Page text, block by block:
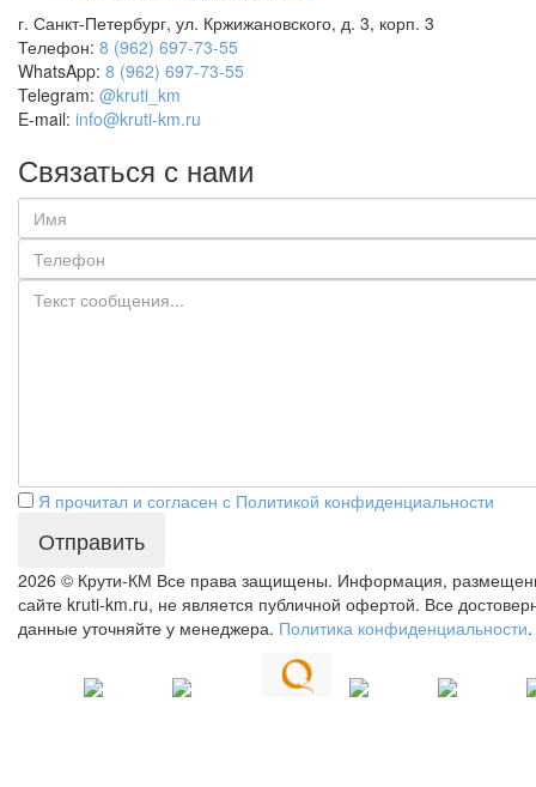
г. Санкт-Петербург, ул. Кржижановского, д. 3, корп. 3
Телефон: 8 (962) 697-73-55
WhatsApp: 8 (962) 697-73-55
Telegram: @kruti_km
E-mail: info@kruti-km.ru
Связаться с нами
Я прочитал и согласен с Политикой конфиденциальности
Отправить
2026 © Крути-КМ Все права защищены. Информация,
сайте kruti-km.ru, не является публичной офертой. Все
данные уточняйте у менеджера. Политика конфиденциальности.